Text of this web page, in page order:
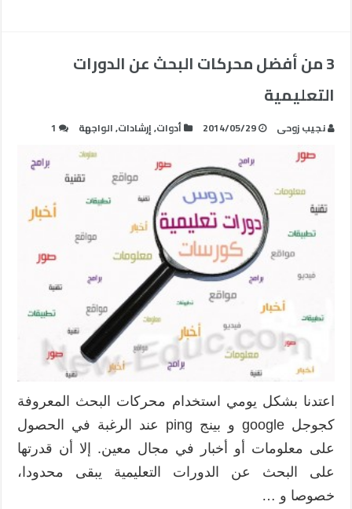
3 من أفضل محركات البحث عن الدورات
التعليمية
نجيب زوحى 2014/05/29 أدوات,إرشادات,الواجهة 1
اعتدنا بشكل يومي استخدام محركات البحث المعروفة
كجوجل google و بينج ping عند الرغبة في الحصول
على معلومات أو أخبار في مجال معين. إلا أن قدرتها
على البحث عن الدورات التعليمية يبقى محدودا،
خصوصا و …